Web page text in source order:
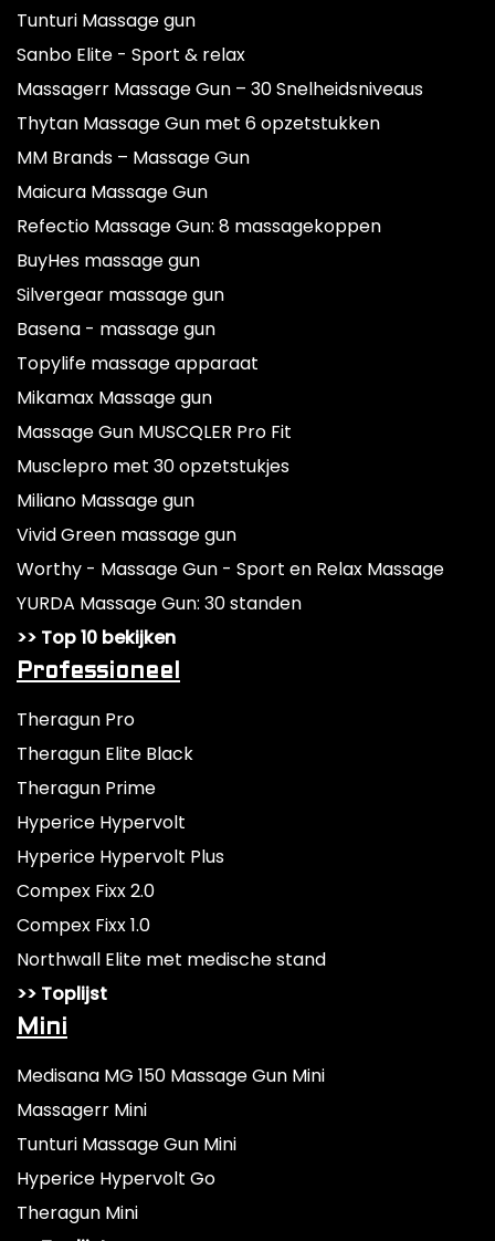
Tunturi Massage gun
Sanbo Elite - Sport & relax
Massagerr Massage Gun – 30 Snelheidsniveaus
Thytan Massage Gun met 6 opzetstukken
MM Brands – Massage Gun
Maicura Massage Gun
Refectio Massage Gun: 8 massagekoppen
BuyHes massage gun
Silvergear massage gun
Basena - massage gun
Topylife massage apparaat
Mikamax Massage gun
Massage Gun MUSCQLER Pro Fit
Musclepro met 30 opzetstukjes
Miliano Massage gun
Vivid Green massage gun
Worthy - Massage Gun - Sport en Relax Massage
YURDA Massage Gun: 30 standen
>> Top 10 bekijken
Professioneel
Theragun Pro
Theragun Elite Black
Theragun Prime
Hyperice Hypervolt
Hyperice Hypervolt Plus
Compex Fixx 2.0
Compex Fixx 1.0
Northwall Elite met medische stand
>> Toplijst
Mini
Medisana MG 150 Massage Gun Mini
Massagerr Mini
Tunturi Massage Gun Mini
Hyperice Hypervolt Go
Theragun Mini